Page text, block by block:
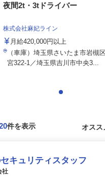
夜間2t・3tドライバー
株式会社麻妃ライン
月給420,000円以上
（車庫）埼玉県さいたま市岩槻
宮322-1／埼玉県吉川市中央3...
件を表示
キュリティスタッフ
社